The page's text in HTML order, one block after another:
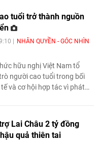
tuổi trở thành nguồn
NHÂN QUYỀN - GÓC NHÌN
hữu nghị Việt Nam tổ
người cao tuổi trong bối
và cơ hội hợp tác vì phát
đồng thời tăng cường hợp
bạc, chuyển đổi số và xây
Lai Châu 2 tỷ đồng
quả thiên tai